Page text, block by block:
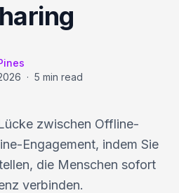
· 5 min read
zwischen Offline-
Engagement, indem Sie
die Menschen sofort
verbinden.